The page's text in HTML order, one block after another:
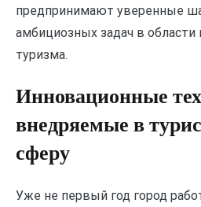
предпринимают уверенные
амбициозных задач в
туризма.
Инновационные
внедряемые в
сферу
Уже не первый год город